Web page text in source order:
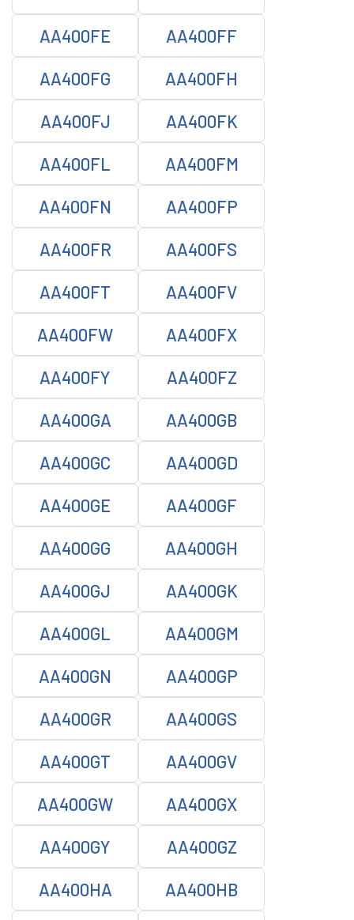
AA400FE AA400FF
AA400FG AA400FH
AA400FJ AA400FK
AA400FL AA400FM
AA400FN AA400FP
AA400FR AA400FS
AA400FT AA400FV
AA400FW AA400FX
AA400FY AA400FZ
AA400GA AA400GB
AA400GC AA400GD
AA400GE AA400GF
AA400GG AA400GH
AA400GJ AA400GK
AA400GL AA400GM
AA400GN AA400GP
AA400GR AA400GS
AA400GT AA400GV
AA400GW AA400GX
AA400GY AA400GZ
AA400HA AA400HB